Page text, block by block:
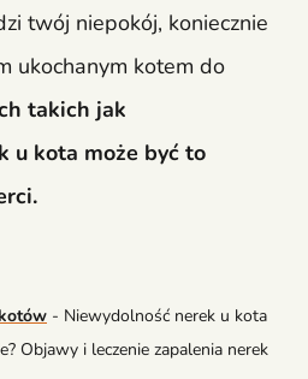
twój niepokój, koniecznie
ukochanym kotem do
takich jak
u kota może być to
- Niewydolność nerek u kota
Objawy i leczenie zapalenia nerek